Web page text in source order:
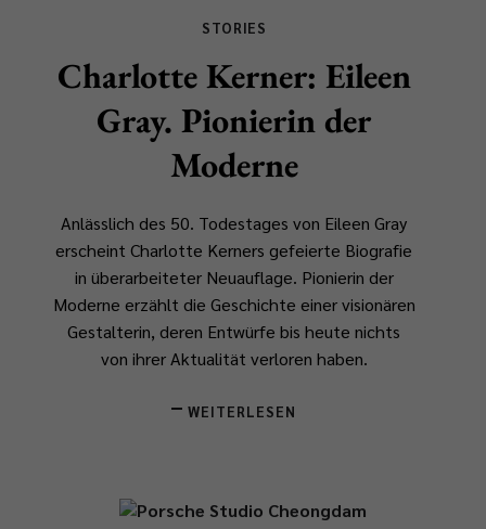
STORIES
Charlotte Kerner: Eileen
Gray. Pionierin der
Moderne
Anlässlich des 50. Todestages von Eileen Gray
erscheint Charlotte Kerners gefeierte Biografie
in überarbeiteter Neuauflage. Pionierin der
Moderne erzählt die Geschichte einer visionären
Gestalterin, deren Entwürfe bis heute nichts
von ihrer Aktualität verloren haben.
WEITERLESEN